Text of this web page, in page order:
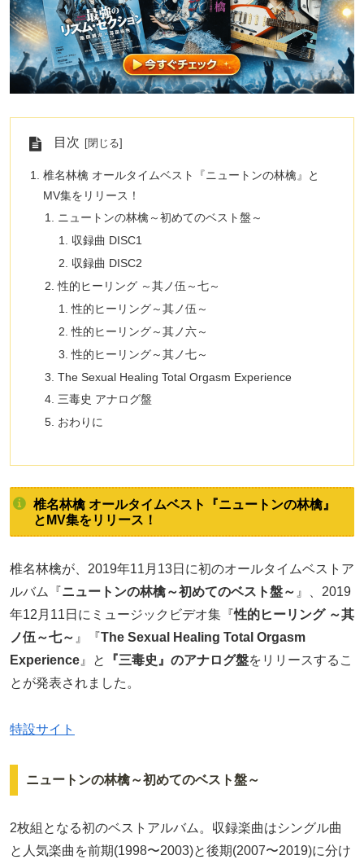
目次
椎名林檎 オールタイムベスト『ニュートンの林檎』と
MV集をリリース！
ニュートンの林檎～初めてのベスト盤～
収録曲 DISC1
収録曲 DISC2
性的ヒーリング ～其ノ伍～七～
性的ヒーリング～其ノ伍～
性的ヒーリング～其ノ六～
性的ヒーリング～其ノ七～
The Sexual Healing Total Orgasm Experience
三毒史 アナログ盤
おわりに
椎名林檎 オールタイムベスト『ニュートンの林檎』
とMV集をリリース！
椎名林檎が、2019年11月13日に初のオールタイムベストア
ルバム『ニュートンの林檎～初めてのベスト盤～ 』、2019
年12月11日にミュージックビデオ集『性的ヒーリング ～其
ノ伍～七～ 』『The Sexual Healing Total Orgasm
Experience 』と 『三毒史』のアナログ盤をリリースするこ
とが発表されました。
特設サイト
ニュートンの林檎～初めてのベスト盤～
2枚組となる初のベストアルバム。収録楽曲はシングル曲
と人気楽曲を前期(1998〜2003)と後期(2007〜2019)に分け